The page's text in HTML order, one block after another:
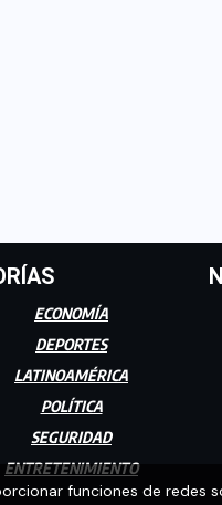
ECONOMÍA
DEPORTES
LATINOAMÉRICA
POLÍTICA
SEGURIDAD
ENTRETENIMIENTO
funciones de redes